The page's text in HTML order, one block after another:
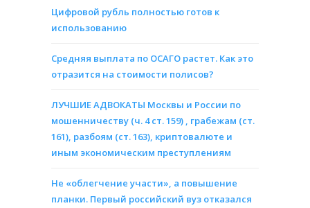
Цифровой рубль полностью готов к
использованию
Средняя выплата по ОСАГО растет. Как это
отразится на стоимости полисов?
ЛУЧШИЕ АДВОКАТЫ Москвы и России по
мошенничеству (ч. 4 ст. 159) , грабежам (ст.
161), разбоям (ст. 163), криптовалюте и
иным экономическим преступлениям
Не «облегчение участи», а повышение
планки. Первый российский вуз отказался